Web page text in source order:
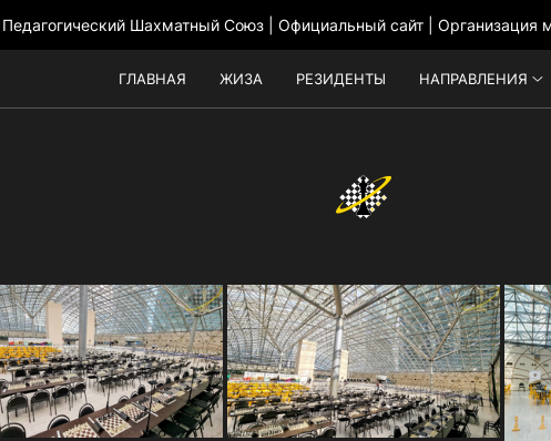
ГЛАВНАЯ ЖИЗА РЕЗИДЕНТЫ НАПРАВЛЕНИЯ
Педагогический Шахматный Союз | Официальный сайт | Организация